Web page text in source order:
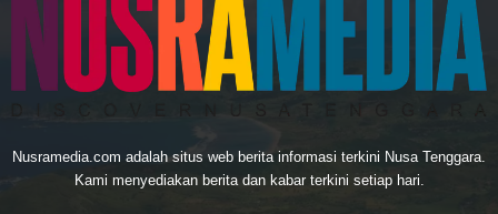
Nusramedia.com adalah situs web berita informasi terkini Nusa Tenggara.
Kami menyediakan berita dan kabar terkini setiap hari.